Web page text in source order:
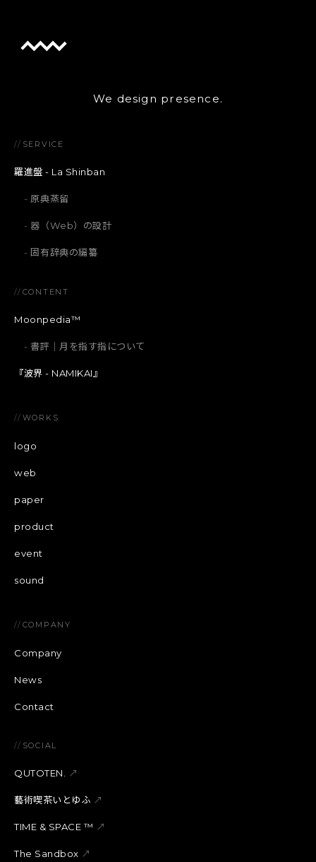
We design presence.
// SERVICE
羅進盤 - La Shinban
原典蒸留
器（Web）の設計
固有辞典の編纂
// CONTENT
Moonpedia™
書評｜月を指す指について
『波界 - NAMIKAI』
// WORKS
logo
web
paper
product
event
sound
// COMPANY
Company
News
Contact
// SOCIAL
QUTOTEN. ↗
藝術喫茶いとゆふ ↗
TIME & SPACE ™︎ ↗
The Sandbox ↗